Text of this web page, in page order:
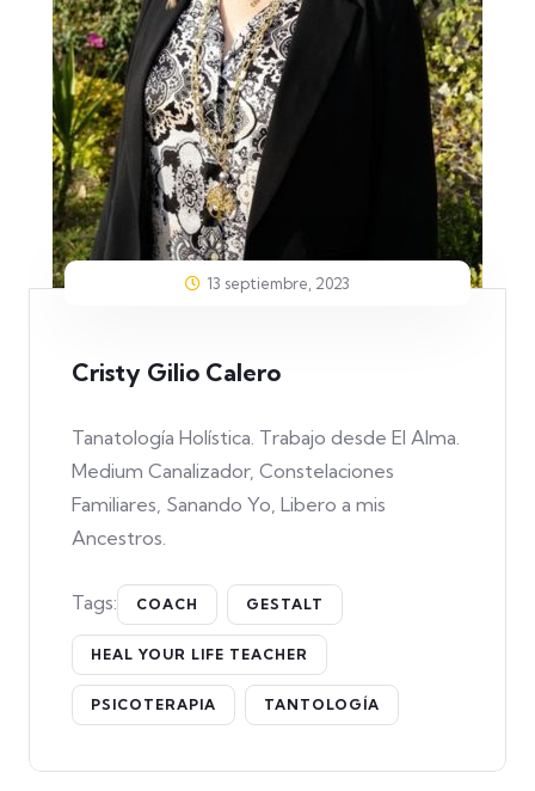
13 septiembre, 2023
Cristy Gilio Calero
Tanatología Holística. Trabajo desde El Alma.
Medium Canalizador, Constelaciones
Familiares, Sanando Yo, Libero a mis
Ancestros.
Tags: COACH GESTALT
HEAL YOUR LIFE TEACHER
PSICOTERAPIA TANTOLOGÍA